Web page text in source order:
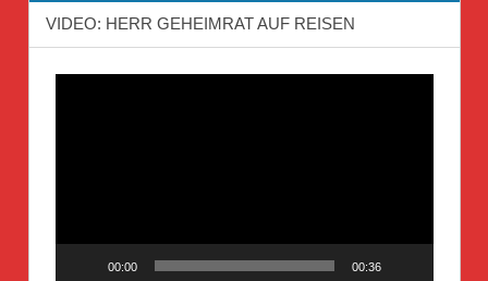
VIDEO: HERR GEHEIMRAT AUF REISEN
00:00 00:36